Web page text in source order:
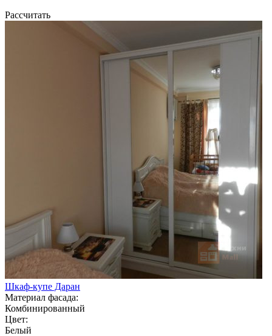
Рассчитать
Шкаф-купе Даран
Материал фасада:
Комбинированный
Цвет:
Белый